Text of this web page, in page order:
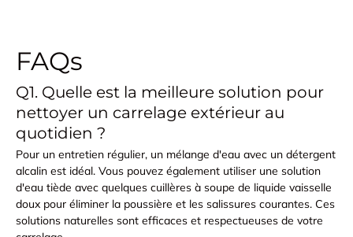
FAQs
Q1. Quelle est la meilleure solution pour
nettoyer un carrelage extérieur au
quotidien ?
Pour un entretien régulier, un mélange d'eau avec un détergent
alcalin est idéal. Vous pouvez également utiliser une solution
d'eau tiède avec quelques cuillères à soupe de liquide vaisselle
doux pour éliminer la poussière et les salissures courantes. Ces
solutions naturelles sont efficaces et respectueuses de votre